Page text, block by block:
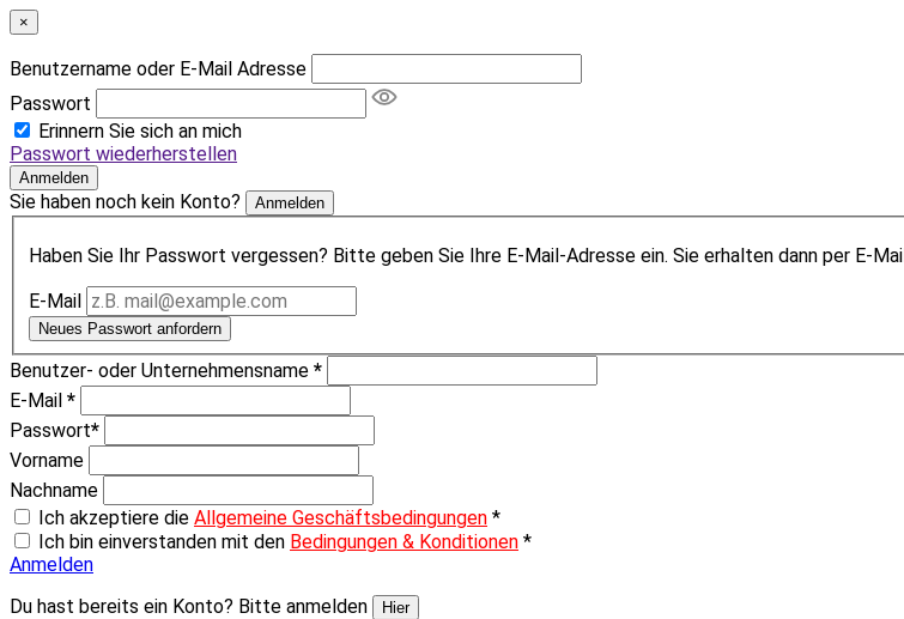
×
Benutzername oder E-Mail Adresse
Passwort
Erinnern Sie sich an mich
Passwort wiederherstellen
Anmelden
Sie haben noch kein Konto? Anmelden
Haben Sie Ihr Passwort vergessen? Bitte geben Sie Ihre E-Mail-Adresse ein. Sie erhalten dann per E-
E-Mail
Neues Passwort anfordern
Benutzer- oder Unternehmensname *
E-Mail *
Passwort*
Vorname
Nachname
Ich akzeptiere die Allgemeine Geschäftsbedingungen *
Ich bin einverstanden mit den Bedingungen & Konditionen *
Anmelden
Du hast bereits ein Konto? Bitte anmelden
Hier